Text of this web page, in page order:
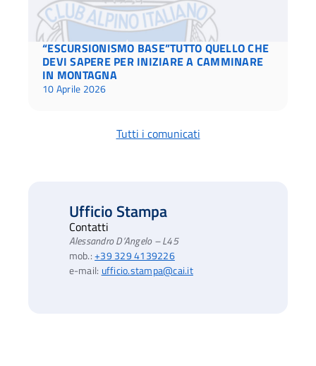
“ESCURSIONISMO BASE”TUTTO QUELLO CHE
DEVI SAPERE PER INIZIARE A CAMMINARE
IN MONTAGNA
10 Aprile 2026
Tutti i comunicati
Ufficio Stampa
Contatti
Alessandro D’Angelo – L45
mob.:+39 329 4139226
e-mail: ufficio.stampa@cai.it